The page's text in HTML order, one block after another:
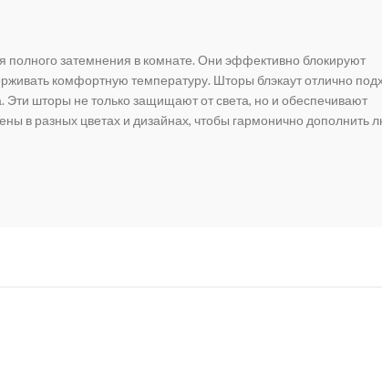
затемнения в комнате. Они эффективно блокируют
комфортную температуру. Шторы блэкаут отлично
Эти шторы не только защищают от света, но и обеспечивают
в разных цветах и дизайнах, чтобы гармонично дополнить